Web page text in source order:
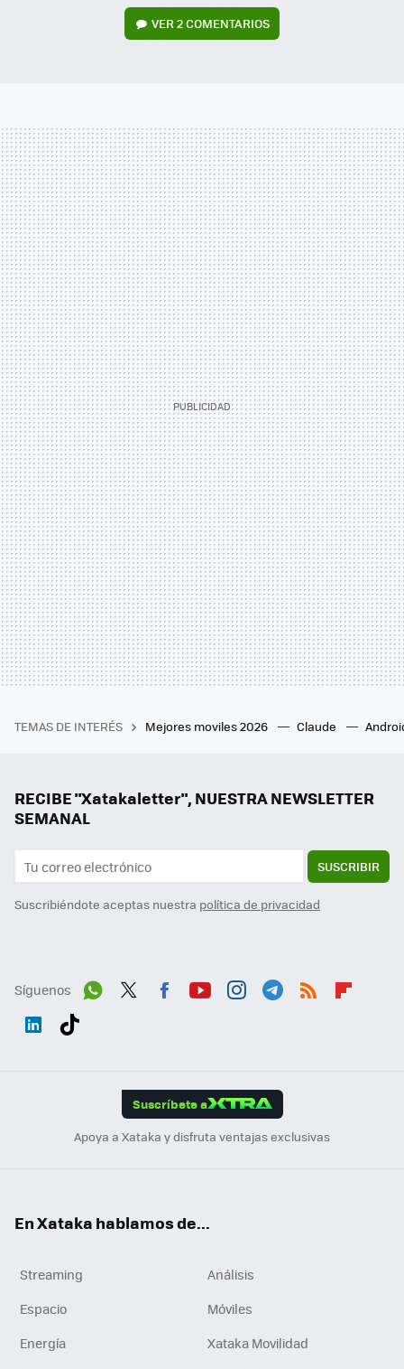
VER2 COMENTARIOS
TEMAS DE INTERÉS Mejores moviles 2026 Claude
RECIBE "Xatakaletter", NUESTRA NEWSLETTER
SEMANAL
SUSCRIBIR
Suscribiéndote aceptas nuestra política de privacidad
Síguenos
Suscríbete a
Apoya a Xataka y disfruta ventajas exclusivas
En Xataka hablamos de...
Streaming
Análisis
Espacio
Móviles
Energía
Xataka Movilidad